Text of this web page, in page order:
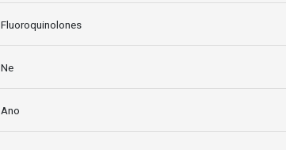
Fluoroquinolones
Ne
Ano